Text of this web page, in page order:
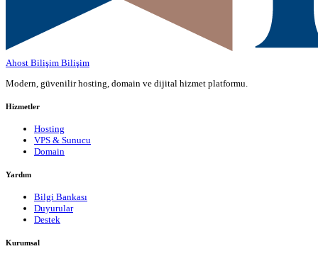
Ahost Bilişim Bilişim
Modern, güvenilir hosting, domain ve dijital hizmet platformu.
Hizmetler
Hosting
VPS & Sunucu
Domain
Yardım
Bilgi Bankası
Duyurular
Destek
Kurumsal